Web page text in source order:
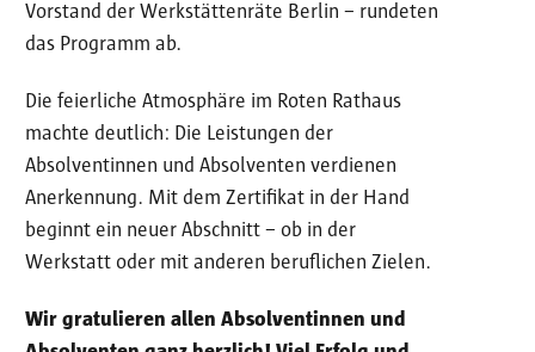
Vorstand der Werkstättenräte Berlin – rundeten
das Programm ab.
Die feierliche Atmosphäre im Roten Rathaus
machte deutlich: Die Leistungen der
Absolventinnen und Absolventen verdienen
Anerkennung. Mit dem Zertifikat in der Hand
beginnt ein neuer Abschnitt – ob in der
Werkstatt oder mit anderen beruflichen Zielen.
Wir gratulieren allen Absolventinnen und